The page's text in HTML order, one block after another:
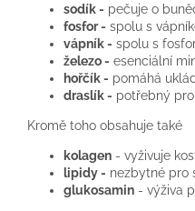
sodík - pečuje o
fosfor - spolu s
vápník - spolu s
železo - esenciální
hořčík - pomáhá
draslík - potřebný
Kromě toho obsahuje také
kolagen - vyživuje
lipidy - nezbytné pro
glukosamin - výživa